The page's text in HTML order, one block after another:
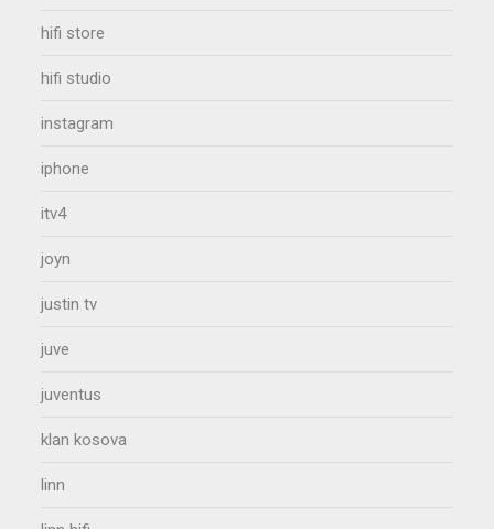
hifi store
hifi studio
instagram
iphone
itv4
joyn
justin tv
juve
juventus
klan kosova
linn